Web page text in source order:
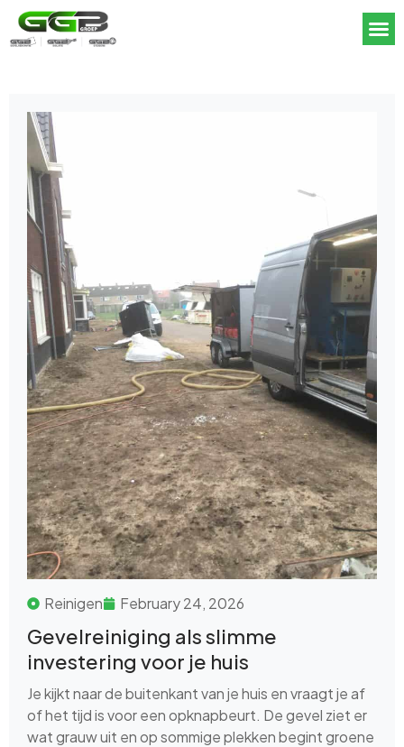
Reinigen February 24, 2026
Gevelreiniging als slimme
investering voor je huis
Je kijkt naar de buitenkant van je huis en vraagt je af
of het tijd is voor een opknapbeurt. De gevel ziet er
wat grauw uit en op sommige plekken begint groene